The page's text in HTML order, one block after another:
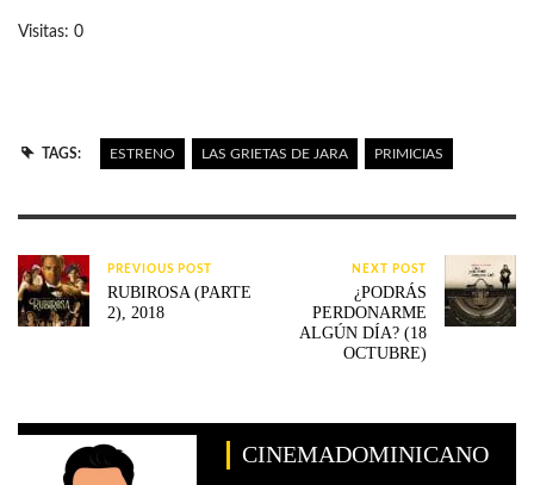
Visitas: 0
TAGS: ESTRENO LAS GRIETAS DE JARA PRIMICIAS
PREVIOUS POST
RUBIROSA (PARTE
2), 2018
NEXT POST
¿PODRÁS
PERDONARME
ALGÚN DÍA? (18
OCTUBRE)
CINEMADOMINICANO